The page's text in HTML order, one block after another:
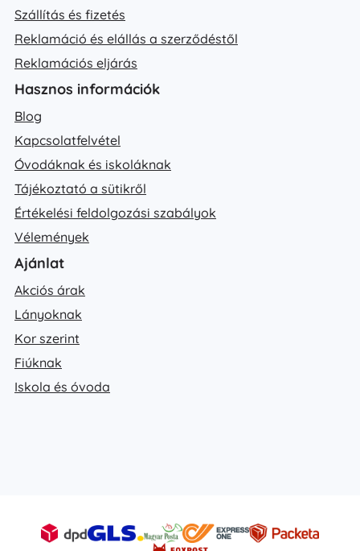
Szállítás és fizetés
Reklamáció és elállás a szerződéstől
Reklamációs eljárás
Hasznos információk
Blog
Kapcsolatfelvétel
Óvodáknak és iskoláknak
Tájékoztató a sütikről
Értékelési feldolgozási szabályok
Vélemények
Ajánlat
Akciós árak
Lányoknak
Kor szerint
Fiúknak
Iskola és óvoda